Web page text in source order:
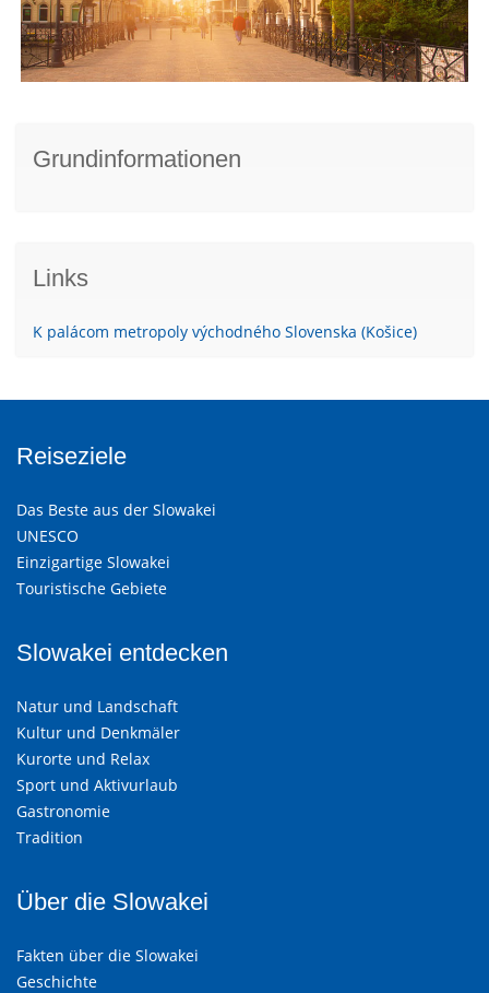
Grundinformationen
Links
K palácom metropoly východného Slovenska (Košice)
Reiseziele
Das Beste aus der Slowakei
UNESCO
Einzigartige Slowakei
Touristische Gebiete
Slowakei entdecken
Natur und Landschaft
Kultur und Denkmäler
Kurorte und Relax
Sport und Aktivurlaub
Gastronomie
Tradition
Über die Slowakei
Fakten über die Slowakei
Geschichte